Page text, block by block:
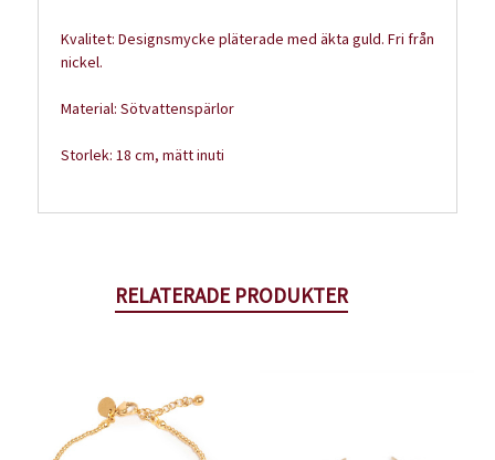
Kvalitet: Designsmycke pläterade med äkta guld. Fri från
nickel.
Material: Sötvattenspärlor
Storlek: 18 cm, mätt inuti
RELATERADE PRODUKTER